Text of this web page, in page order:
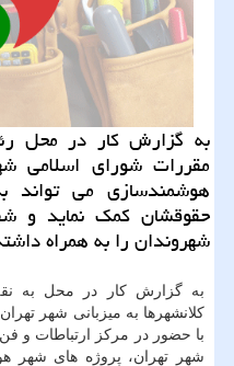
به گزارش كار در محل
مقررات شورای اسلامی
هوشمندسازی می تواند
حقوقشان كمك نماید و
شهروندان را به همراه
به گزارش كار در محل به
كلانشهرها به میزبانی شهر
با حضور در مركز ارتباطات و